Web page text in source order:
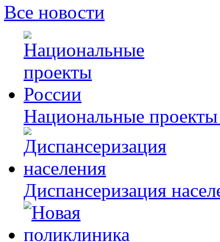
Все новости
Национальные
Диспансеризация